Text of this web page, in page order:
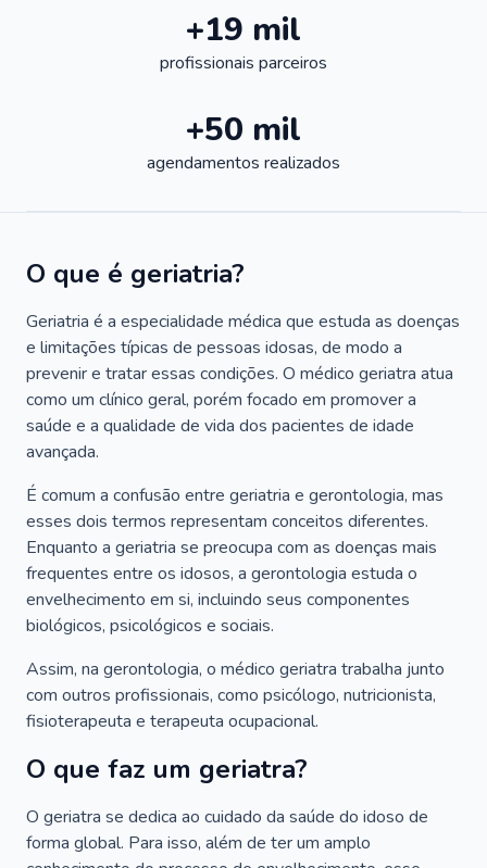
+19 mil
profissionais parceiros
+50 mil
agendamentos realizados
O que é geriatria?
Geriatria é a especialidade médica que estuda as doenças
e limitações típicas de pessoas idosas, de modo a
prevenir e tratar essas condições. O médico geriatra atua
como um clínico geral, porém focado em promover a
saúde e a qualidade de vida dos pacientes de idade
avançada.
É comum a confusão entre geriatria e gerontologia, mas
esses dois termos representam conceitos diferentes.
Enquanto a geriatria se preocupa com as doenças mais
frequentes entre os idosos, a gerontologia estuda o
envelhecimento em si, incluindo seus componentes
biológicos, psicológicos e sociais.
Assim, na gerontologia, o médico geriatra trabalha junto
com outros profissionais, como psicólogo, nutricionista,
fisioterapeuta e terapeuta ocupacional.
O que faz um geriatra?
O geriatra se dedica ao cuidado da saúde do idoso de
forma global. Para isso, além de ter um amplo